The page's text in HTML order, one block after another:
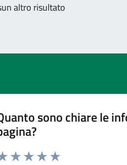
altro risultato
sono chiare le
Valuta da 1 a 5 stelle la pagina